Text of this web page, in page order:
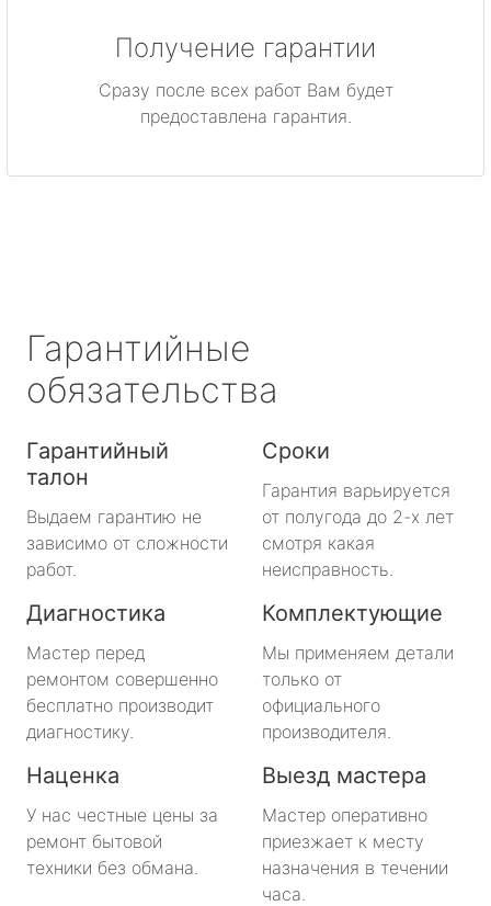
Получение гарантии
Сразу после всех работ Вам будет
предоставлена гарантия.
Гарантийные
обязательства
Гарантийный
талон
Выдаем гарантию не
зависимо от сложности
работ.
Сроки
Гарантия варьируется
от полугода до 2-х лет
смотря какая
неисправность.
Диагностика
Мастер перед
ремонтом совершенно
бесплатно производит
диагностику.
Комплектующие
Мы применяем детали
только от
официального
производителя.
Наценка
У нас честные цены за
ремонт бытовой
техники без обмана.
Выезд мастера
Мастер оперативно
приезжает к месту
назначения в течении
часа.